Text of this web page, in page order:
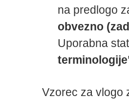
na predlogo
obvezno
Uporabna
Vzorec za vlogo